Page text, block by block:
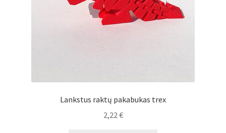
Lankstus raktų pakabukas trex
2,22€